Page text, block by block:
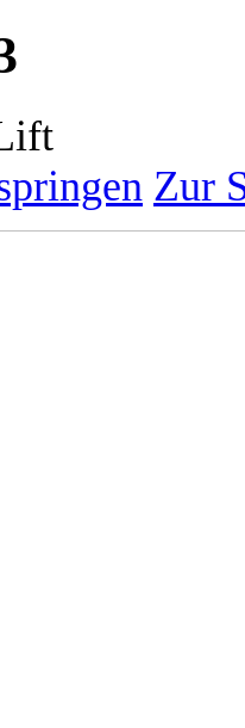
Zur